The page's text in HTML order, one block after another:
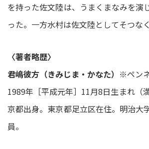
を持った佐文陸は、うまくまなみを演
った。一方水村は佐文陸としてそつな
〈著者略歴〉
君嶋彼方（きみじま・かなた） ※ペン
1989年［平成元年］11月8日生まれ（
京都出身。東京都足立区在住。明治大
員。